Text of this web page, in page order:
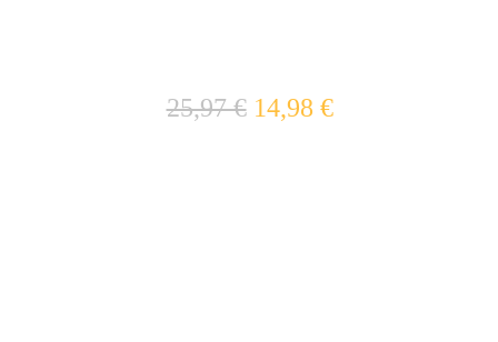
gratuit pour25,97 € 14,98 €seulement !